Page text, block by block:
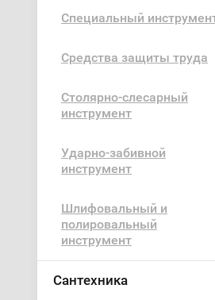
Специальный
Средства защиты труда
Столярно-слесарный
инструмент
Ударно-забивной
инструмент
Шлифовальный и
полировальный
инструмент
Сантехника